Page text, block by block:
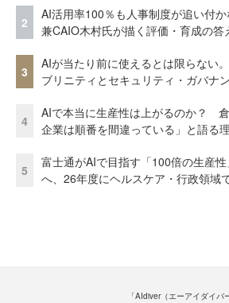
2
AI活用率100％も人事制度が追い付
兼CAIO木村氏が描く評価・育成の答
3
AIが当たり前に使えるとは限らない
ブリニティとセキュリティ・ガバナ
4
AIで本当に生産性は上がるのか？
企業は順番を間違っている」と語る
5
富士通がAIで目指す「100倍の生産
へ、26年度にヘルスケア・行政領域
「AIdiver（エーアイダイ